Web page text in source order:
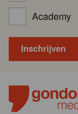
Academy